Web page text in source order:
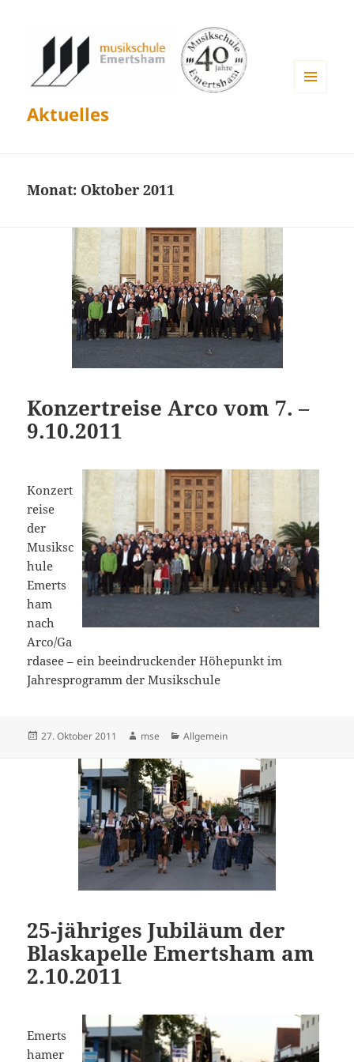
Aktuelles
Monat: Oktober 2011
Konzertreise Arco vom 7. –
9.10.2011
Konzert
reise
der
Musiksc
hule
Emerts
ham
nach
Arco/Ga
rdasee – ein beeindruckender Höhepunkt im
Jahresprogramm der Musikschule
Veröffentlicht
27. Oktober 2011 Autor
mse Kategorien
Allgemein
25-jähriges Jubiläum der
Blaskapelle Emertsham am
2.10.2011
Emerts
hamer